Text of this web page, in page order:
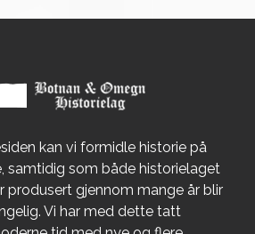
kan vi formidle historie på
samtidig som både historielaget
produsert gjennom mange år blir
Vi har med dette tatt